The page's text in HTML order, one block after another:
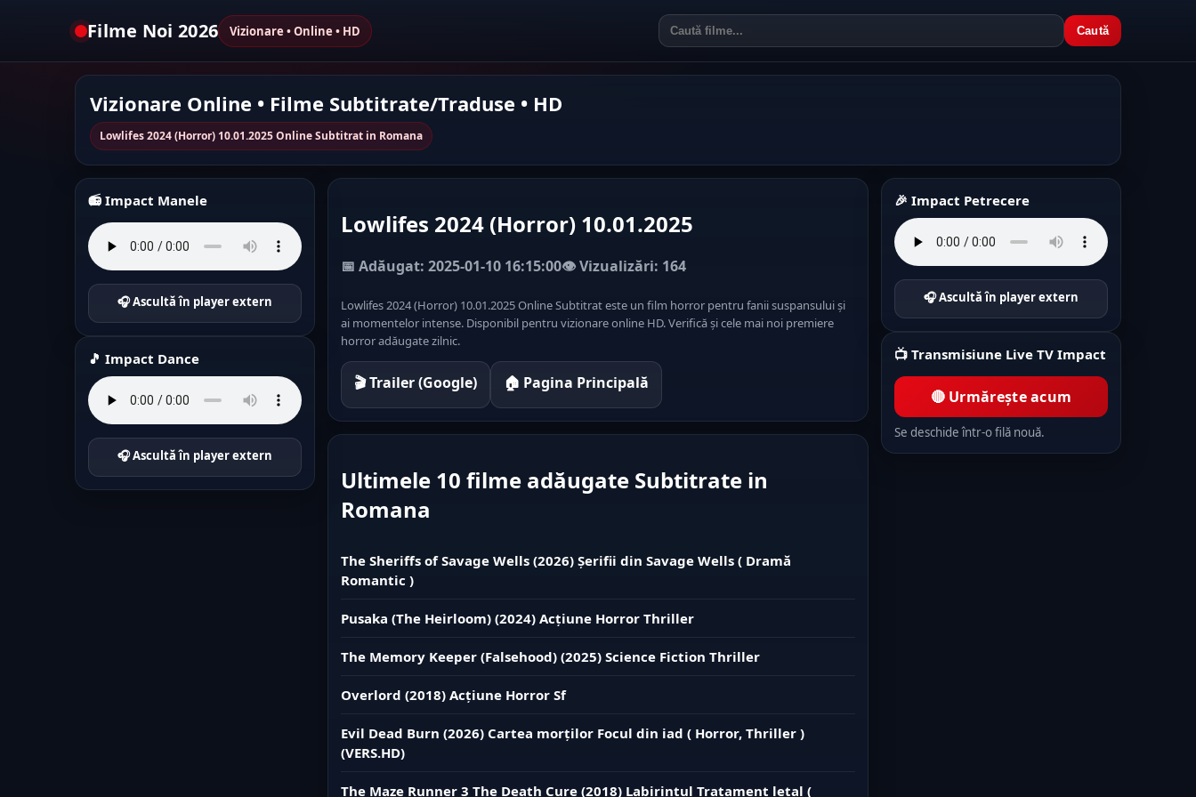
Filme Noi 2026 Vizionare • Online • HD Caută
Vizionare Online • Filme Subtitrate/Traduse • HD
Lowlifes 2024 (Horror) 10.01.2025 Online Subtitrat in Romana
📻 Impact Manele
🎧 Ascultă în player extern
🎵 Impact Dance
🎧 Ascultă în player extern
Lowlifes 2024 (Horror) 10.01.2025
📅 Adăugat: 2025-01-10 16:15:00👁️ Vizualizări: 164
Lowlifes 2024 (Horror) 10.01.2025 Online Subtitrat este un film horror pentru fanii suspansului și
ai momentelor intense. Disponibil pentru vizionare online HD. Verifică și cele mai noi premiere
horror adăugate zilnic.
🎬 Trailer (Google) 🏠 Pagina Principală
Ultimele 10 filme adăugate Subtitrate in
Romana
The Sheriffs of Savage Wells (2026) Șerifii din Savage Wells ( Dramă
Romantic )
Pusaka (The Heirloom) (2024) Acțiune Horror Thriller
The Memory Keeper (Falsehood) (2025) Science Fiction Thriller
Overlord (2018) Acțiune Horror Sf
Evil Dead Burn (2026) Cartea morților Focul din iad ( Horror, Thriller )
(VERS.HD)
The Maze Runner 3 The Death Cure (2018) Labirintul Tratament letal (
🎉 Impact Petrecere
🎧 Ascultă în player extern
📺 Transmisiune Live TV Impact
🔴 Urmărește acum
Se deschide într-o filă nouă.